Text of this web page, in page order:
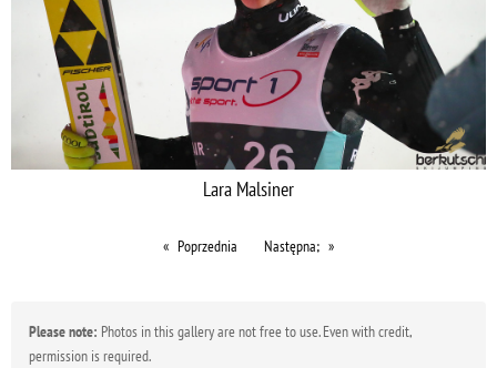
Lara Malsiner
Poprzednia Następna;
Please note: Photos in this gallery are not free to use. Even with credit,
permission is required.